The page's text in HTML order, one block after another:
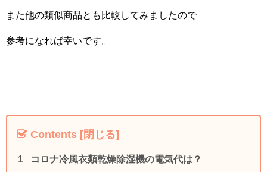
また他の類似商品とも比較してみましたので
参考になれば幸いです。
Contents [閉じる]
コロナ冷風衣類乾燥除湿機の電気代は？